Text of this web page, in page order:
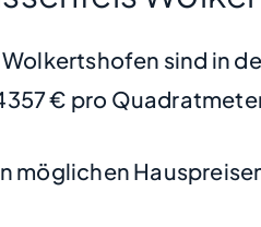
Wolkertshofen sind in
€ pro
möglichen